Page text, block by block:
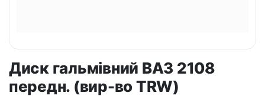
Диск гальмівний ВАЗ 2108
передн. (вир-во TRW)